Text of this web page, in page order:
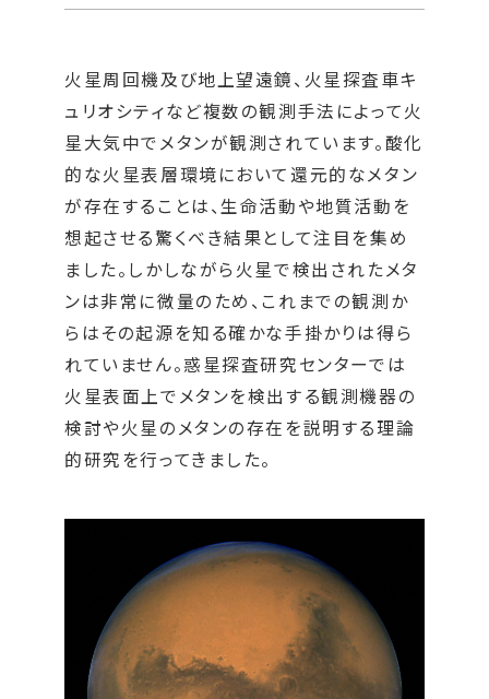
火星周回機及び地上望遠鏡、火星探査車キ
ュリオシティなど複数の観測手法によって火
星大気中でメタンが観測されています。酸化
的な火星表層環境において還元的なメタン
が存在することは、生命活動や地質活動を
想起させる驚くべき結果として注目を集め
ました。しかしながら火星で検出されたメタ
ンは非常に微量のため、これまでの観測か
らはその起源を知る確かな手掛かりは得ら
れていません。惑星探査研究センターでは
火星表面上でメタンを検出する観測機器の
検討や火星のメタンの存在を説明する理論
的研究を行ってきました。